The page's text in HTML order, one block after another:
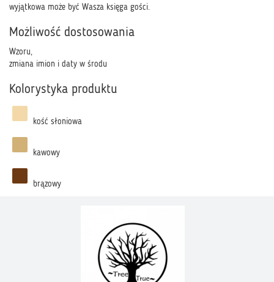
wyjątkowa może być Wasza księga gości.
Możliwość dostosowania
Wzoru,
zmiana imion i daty w środu
Kolorystyka produktu
kość słoniowa
kawowy
brązowy